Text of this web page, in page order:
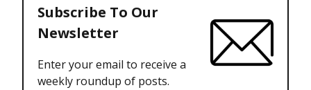
Subscribe To Our
Newsletter
Enter your email to receive a
weekly roundup of posts.